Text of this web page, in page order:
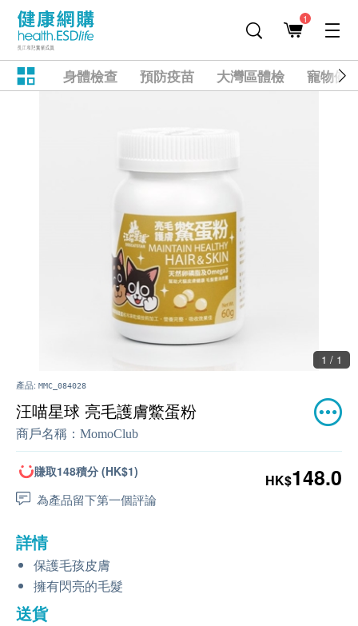
1
身體檢查 預防疫苗 大灣區體檢 寵物健
1 / 1
產品: MMC_084028
汪喵星球 亮毛護膚鱉蛋粉
商戶名稱： MomoClub
賺取148積分 (HK$1)
為產品留下第一個評論
HK$148.0
詳情
保護毛孩皮膚
擁有閃亮的毛髮
送貨